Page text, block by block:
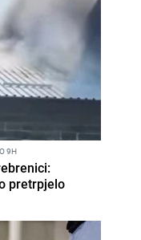
9H
pretrpjelo